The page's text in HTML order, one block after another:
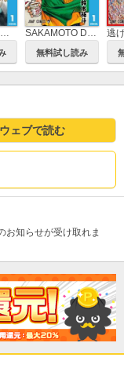
無料試し読み
逃
ウェブで読む
お知らせが受け取れま